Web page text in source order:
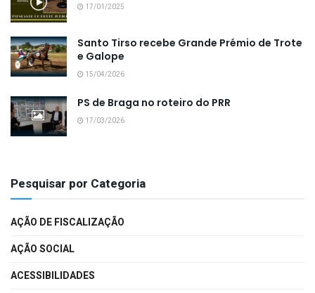
17/01/2025
Santo Tirso recebe Grande Prémio de Trote
e Galope
15/04/2026
PS de Braga no roteiro do PRR
17/03/2026
Pesquisar por Categoria
AÇÃO DE FISCALIZAÇÃO
AÇÃO SOCIAL
ACESSIBILIDADES